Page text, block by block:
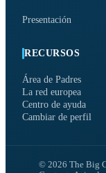
Presentación
RECURSOS
Área de Padres
La red europea
Centro de ayuda
Cambiar de perfil
© 2026 The Big